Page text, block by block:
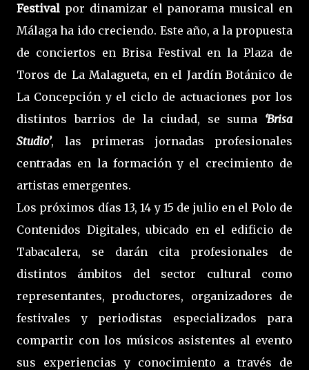
Festival por dinamizar el panorama musical en
Málaga ha ido creciendo. Este año, a la propuesta
de conciertos en Brisa Festival en la Plaza de
Toros de La Malagueta, en el Jardín Botánico de
La Concepción y el ciclo de actuaciones por los
distintos barrios de la ciudad, se suma ‘Brisa
Studio’, las primeras jornadas profesionales
centradas en la formación y el crecimiento de
artistas emergentes.
Los próximos días 13, 14 y 15 de julio en el Polo de
Contenidos Digitales, ubicado en el edificio de
Tabacalera, se darán cita profesionales de
distintos ámbitos del sector cultural como
representantes, productores, organizadores de
festivales y periodistas especializados para
compartir con los músicos asistentes al evento
sus experiencias y conocimiento a través de